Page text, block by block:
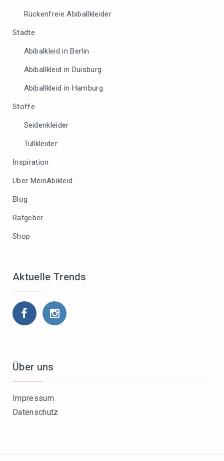
Rückenfreie Abiballkleider
Städte
Abibalkleid in Berlin
Abiballkleid in Duisburg
Abiballkleid in Hamburg
Stoffe
Seidenkleider
Tüllkleider
Inspiration
Über MeinAbikleid
Blog
Ratgeber
Shop
Aktuelle Trends
Über uns
Impressum
Datenschutz